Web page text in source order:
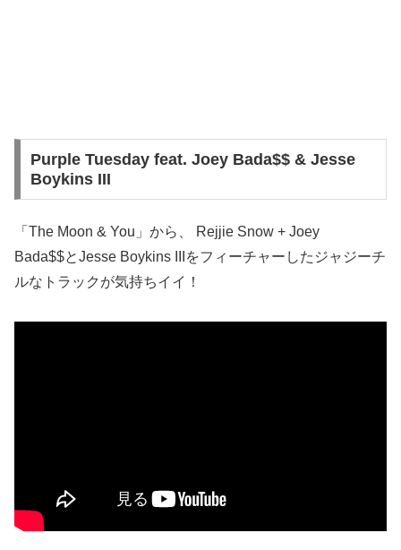
Purple Tuesday feat. Joey Bada$$ & Jesse
Boykins III
「The Moon & You」から、 Rejjie Snow + Joey
Bada$$とJesse Boykins IIIをフィーチャーしたジャジーチ
ルなトラックが気持ちイイ！